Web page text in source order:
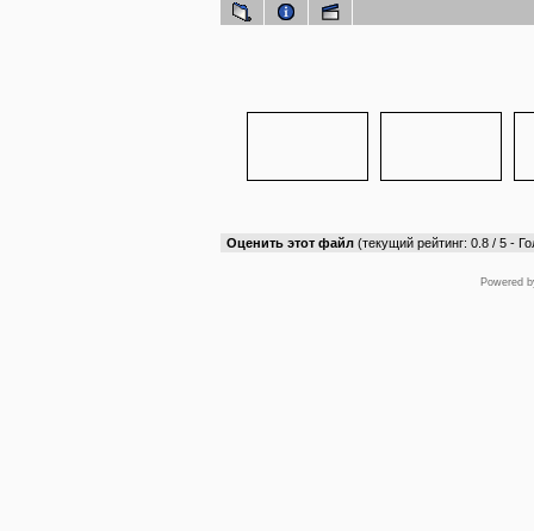
Оценить этот файл (текущий рейтинг: 0.8 / 5 -
Powered